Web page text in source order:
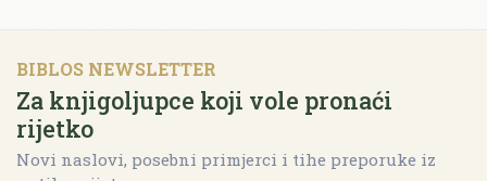
BIBLOS NEWSLETTER
Za knjigoljupce koji vole pronaći
rijetko
Novi naslovi, posebni primjerci i tihe preporuke iz